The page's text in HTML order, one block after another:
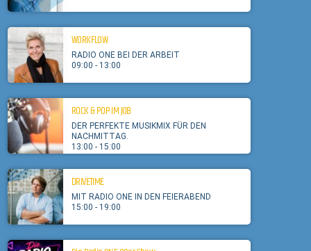
WORKFLOW
RADIO ONE BEI DER ARBEIT
09:00 - 13:00
ROCK & POP IM JOB
DER PERFEKTE MUSIKMIX FÜR DEN
NACHMITTAG.
13:00 - 15:00
DRIVETIME
MIT RADIO ONE IN DEN FEIERABEND
15:00 - 19:00